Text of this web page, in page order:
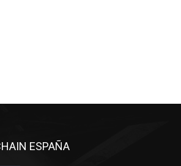
ESPAÑA